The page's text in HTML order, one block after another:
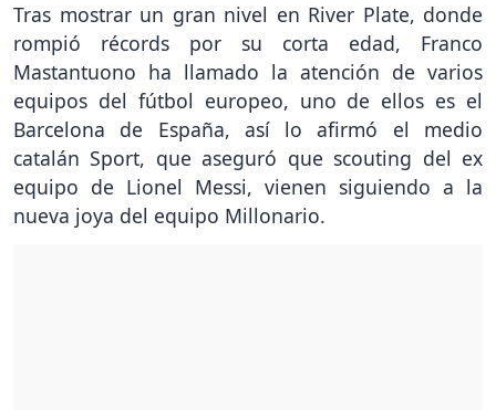
Tras mostrar un gran nivel en River Plate, donde
rompió récords por su corta edad, Franco
Mastantuono ha llamado la atención de varios
equipos del fútbol europeo, uno de ellos es el
Barcelona de España, así lo afirmó el medio
catalán Sport, que aseguró que scouting del ex
equipo de Lionel Messi, vienen siguiendo a la
nueva joya del equipo Millonario.